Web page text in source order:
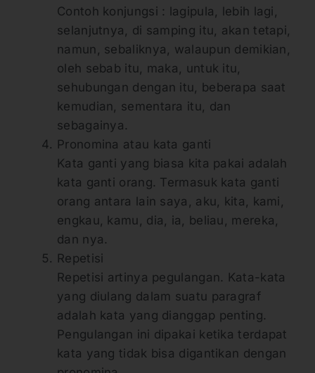
Contoh konjungsi : lagipula, lebih lagi,
selanjutnya, di samping itu, akan tetapi,
namun, sebaliknya, walaupun demikian,
oleh sebab itu, maka, untuk itu,
sehubungan dengan itu, beberapa saat
kemudian, sementara itu, dan
sebagainya.
Pronomina atau kata ganti
Kata ganti yang biasa kita pakai adalah
kata ganti orang. Termasuk kata ganti
orang antara lain saya, aku, kita, kami,
engkau, kamu, dia, ia, beliau, mereka,
dan nya.
Repetisi
Repetisi artinya pegulangan. Kata-kata
yang diulang dalam suatu paragraf
adalah kata yang dianggap penting.
Pengulangan ini dipakai ketika terdapat
kata yang tidak bisa digantikan dengan